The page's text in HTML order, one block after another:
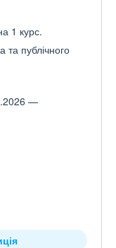
1 курс.
та публічного
—